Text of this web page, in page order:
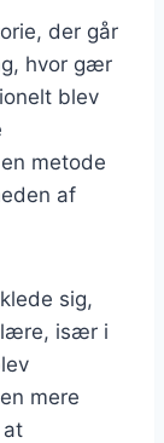
der går
hvor gær
blev
metode
af
sig,
især i
mere
at